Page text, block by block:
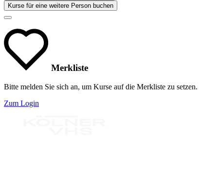
Kurse für eine weitere Person buchen
Merkliste
Bitte melden Sie sich an, um Kurse auf die Merkliste zu setzen.
Zum Login